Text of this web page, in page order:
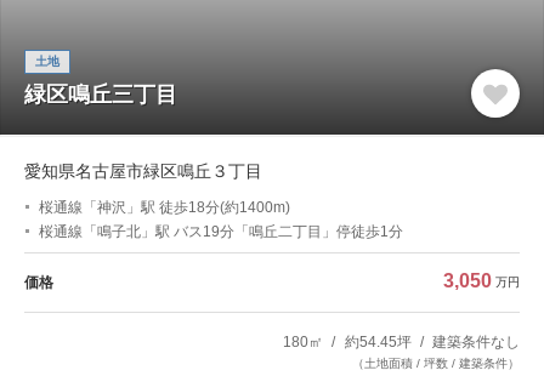
土地
緑区鳴丘三丁目
愛知県名古屋市緑区鳴丘３丁目
桜通線「神沢」駅 徒歩18分(約1400m)
桜通線「鳴子北」駅 バス19分「鳴丘二丁目」停徒歩1分
価格 3,050 万円
180㎡ 約54.45坪 建築条件なし
（土地面積 / 坪数 / 建築条件）